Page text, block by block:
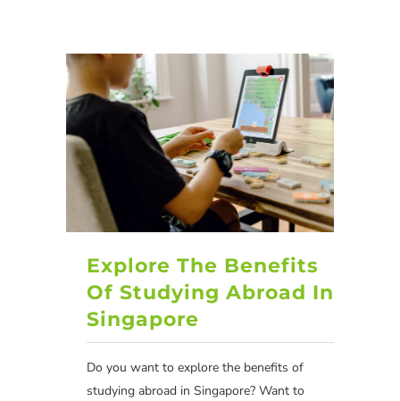
Explore The Benefits
Of Studying Abroad In
Singapore
Do you want to explore the benefits of
studying abroad in Singapore? Want to